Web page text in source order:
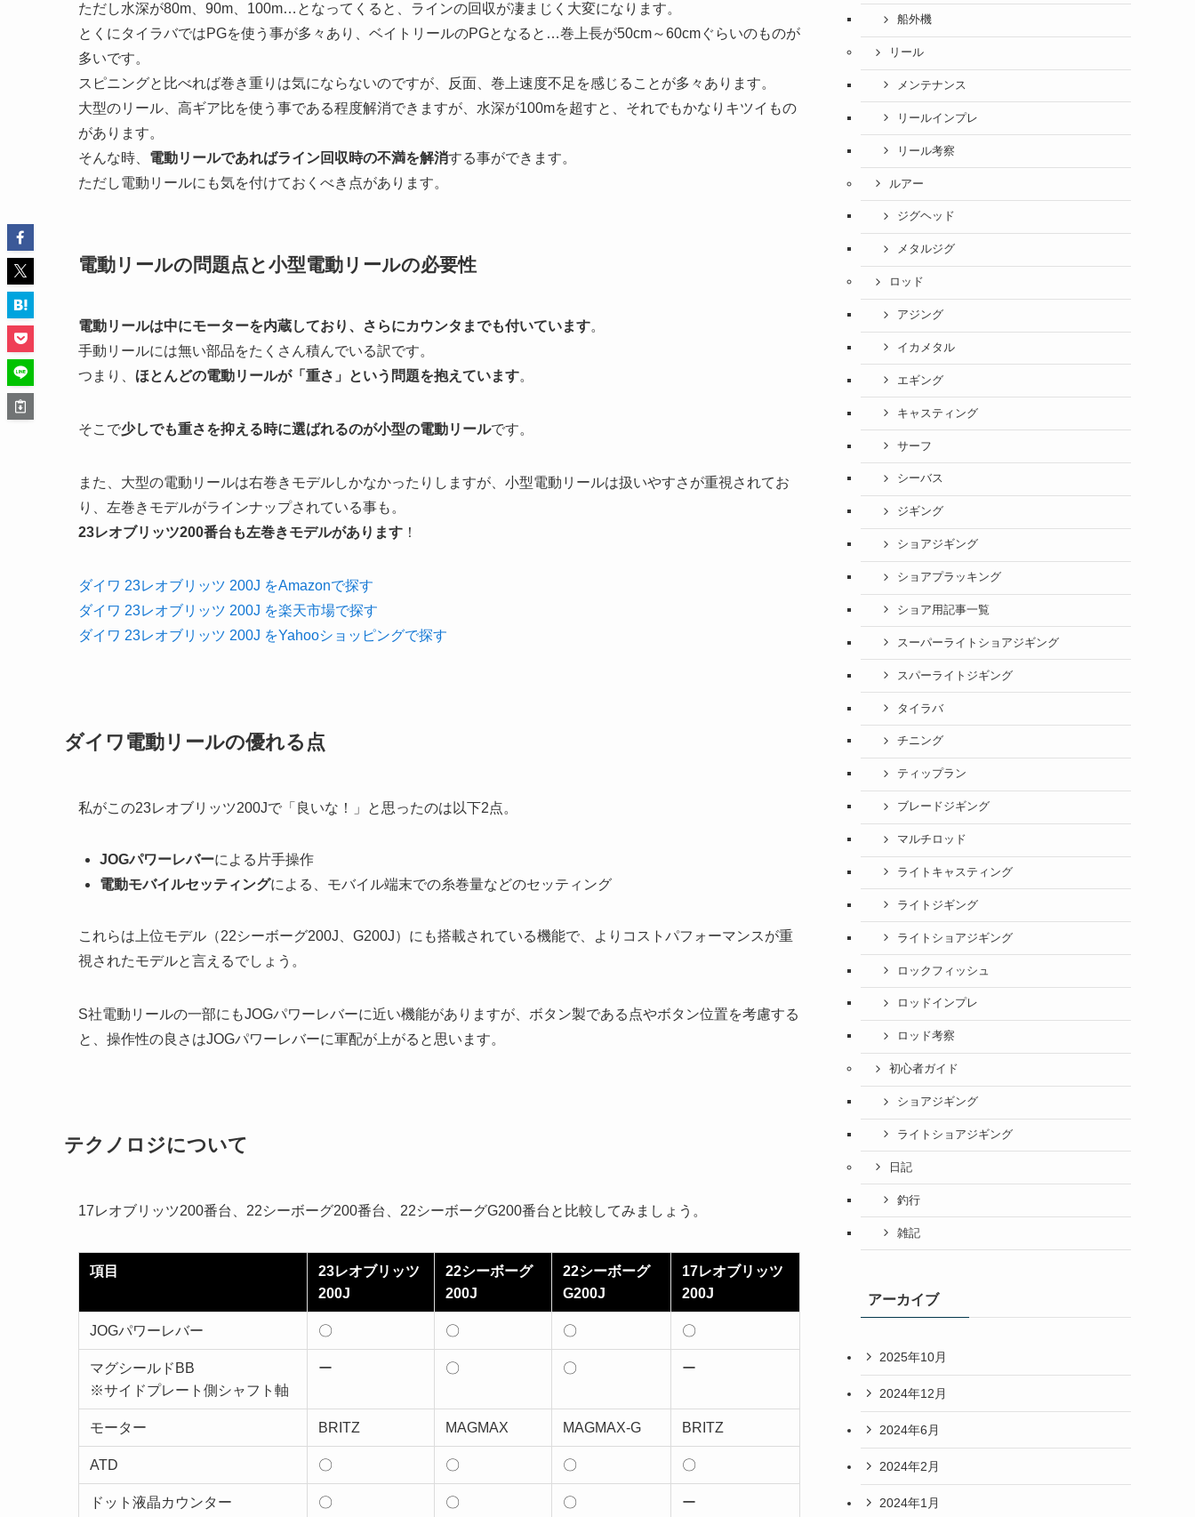
ただし水深が80m、90m、100m…となってくると、ラインの回収が凄まじく大変になります。
とくにタイラバではPGを使う事が多々あり、ベイトリールのPGとなると…巻上長が50cm～60cmぐらいのものが
多いです。
スピニングと比べれば巻き重りは気にならないのですが、反面、巻上速度不足を感じることが多々あります。
大型のリール、高ギア比を使う事である程度解消できますが、水深が100mを超すと、それでもかなりキツイもの
があります。
そんな時、 電動リールであればライン回収時の不満を解消する事ができます。
ただし電動リールにも気を付けておくべき点があります。
電動リールの問題点と小型電動リールの必要性
電動リールは中にモーターを内蔵しており、さらにカウンタまでも付いています。
手動リールには無い部品をたくさん積んでいる訳です。
つまり、 ほとんどの電動リールが「重さ」という問題を抱えています。
そこで少しでも重さを抑える時に選ばれるのが小型の電動リールです。
また、大型の電動リールは右巻きモデルしかなかったりしますが、小型電動リールは扱いやすさが重視されてお
り、左巻きモデルがラインナップされている事も。
23レオブリッツ200番台も左巻きモデルがあります ！
ダイワ 23レオブリッツ 200J をAmazonで探す
ダイワ 23レオブリッツ 200J を楽天市場で探す
ダイワ 23レオブリッツ 200J をYahooショッピングで探す
ダイワ電動リールの優れる点
私がこの23レオブリッツ200Jで「良いな！」と思ったのは以下2点。
JOGパワーレバーによる片手操作
電動モバイルセッティングによる、モバイル端末での糸巻量などのセッティング
これらは上位モデル（22シーボーグ200J、G200J）にも搭載されている機能で、よりコストパフォーマンスが重
視されたモデルと言えるでしょう。
S社電動リールの一部にもJOGパワーレバーに近い機能がありますが、ボタン製である点やボタン位置を考慮する
と、操作性の良さはJOGパワーレバーに軍配が上がると思います。
テクノロジについて
17レオブリッツ200番台、22シーボーグ200番台、22シーボーグG200番台と比較してみましょう。
項目
23レオブリッツ
200J
22シーボーグ
200J
22シーボーグ
G200J
17レオブリッツ
200J
JOGパワーレバー 〇 〇 〇 〇
マグシールドBB
※サイドプレート側シャフト軸
ー 〇 〇 ー
モーター BRITZ MAGMAX MAGMAX-G BRITZ
ATD 〇 〇 〇 〇
ドット液晶カウンター 〇 〇 〇 ー
船外機
リール
メンテナンス
リールインプレ
リール考察
ルアー
ジグヘッド
メタルジグ
ロッド
アジング
イカメタル
エギング
キャスティング
サーフ
シーバス
ジギング
ショアジギング
ショアプラッキング
ショア用記事一覧
スーパーライトショアジギング
スパーライトジギング
タイラバ
チニング
ティップラン
ブレードジギング
マルチロッド
ライトキャスティング
ライトジギング
ライトショアジギング
ロックフィッシュ
ロッドインプレ
ロッド考察
初心者ガイド
ショアジギング
ライトショアジギング
日記
釣行
雑記
アーカイブ
2025年10月
2024年12月
2024年6月
2024年2月
2024年1月